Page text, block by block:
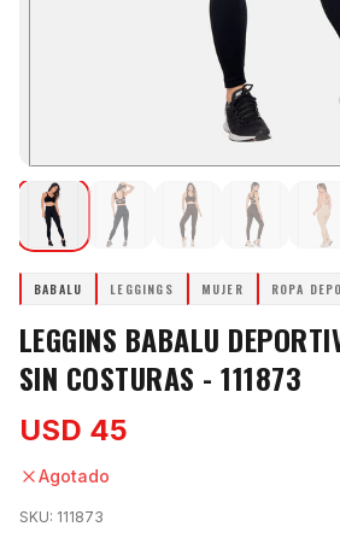
BABALU LEGGINGS MUJER ROPA
LEGGINS BABALU
SIN COSTURAS - 111873
USD 45
Agotado
SKU: 111873